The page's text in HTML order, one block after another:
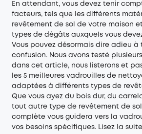
En attendant, vous devez tenir
facteurs, tels que les différents
revêtement de sol de votre maison
types de dégâts auxquels vous
Vous pouvez désormais dire adieu
confusion. Nous avons testé
dans cet article, nous listerons et
les 5 meilleures vadrouilles de
adaptées à différents types de
Que vous ayez du bois dur, du
tout autre type de revêtement de
complète vous guidera vers la
vos besoins spécifiques. Lisez la